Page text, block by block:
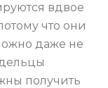
вдвое
что они
даже не
получить